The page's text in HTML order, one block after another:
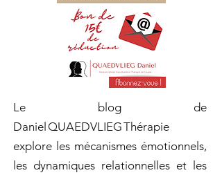
Le blog de
Daniel QUAEDVLIEG Thérapie
explore les mécanismes émotionnels,
les dynamiques relationnelles et les